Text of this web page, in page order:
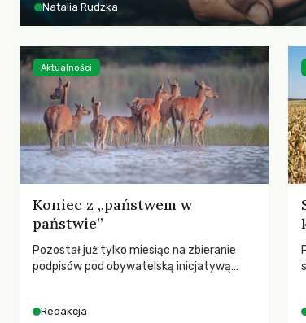
Natalia Rudzka
Koniec z „państwem w
państwie”
Pozostał już tylko miesiąc na zbieranie
podpisów pod obywatelską inicjatywą
pełną mobilizację, ponieważ projekt
Redakcja
Aktualności